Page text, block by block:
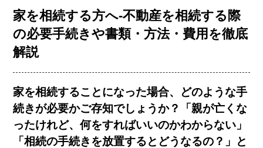
お客様の声
会社概要
家を相続する方へ-不動産を相続する際
の必要手続きや書類・方法・費用を徹底
解説
家を相続することになった場合、どのような手
続きが必要かご存知でしょうか？「親が亡くな
ったけれど、何をすればいいのかわからない」
「相続の手続きを放置するとどうなるの？」と